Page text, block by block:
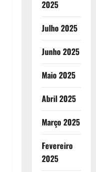
2025
Julho 2025
Junho 2025
Maio 2025
Abril 2025
Março 2025
Fevereiro
2025